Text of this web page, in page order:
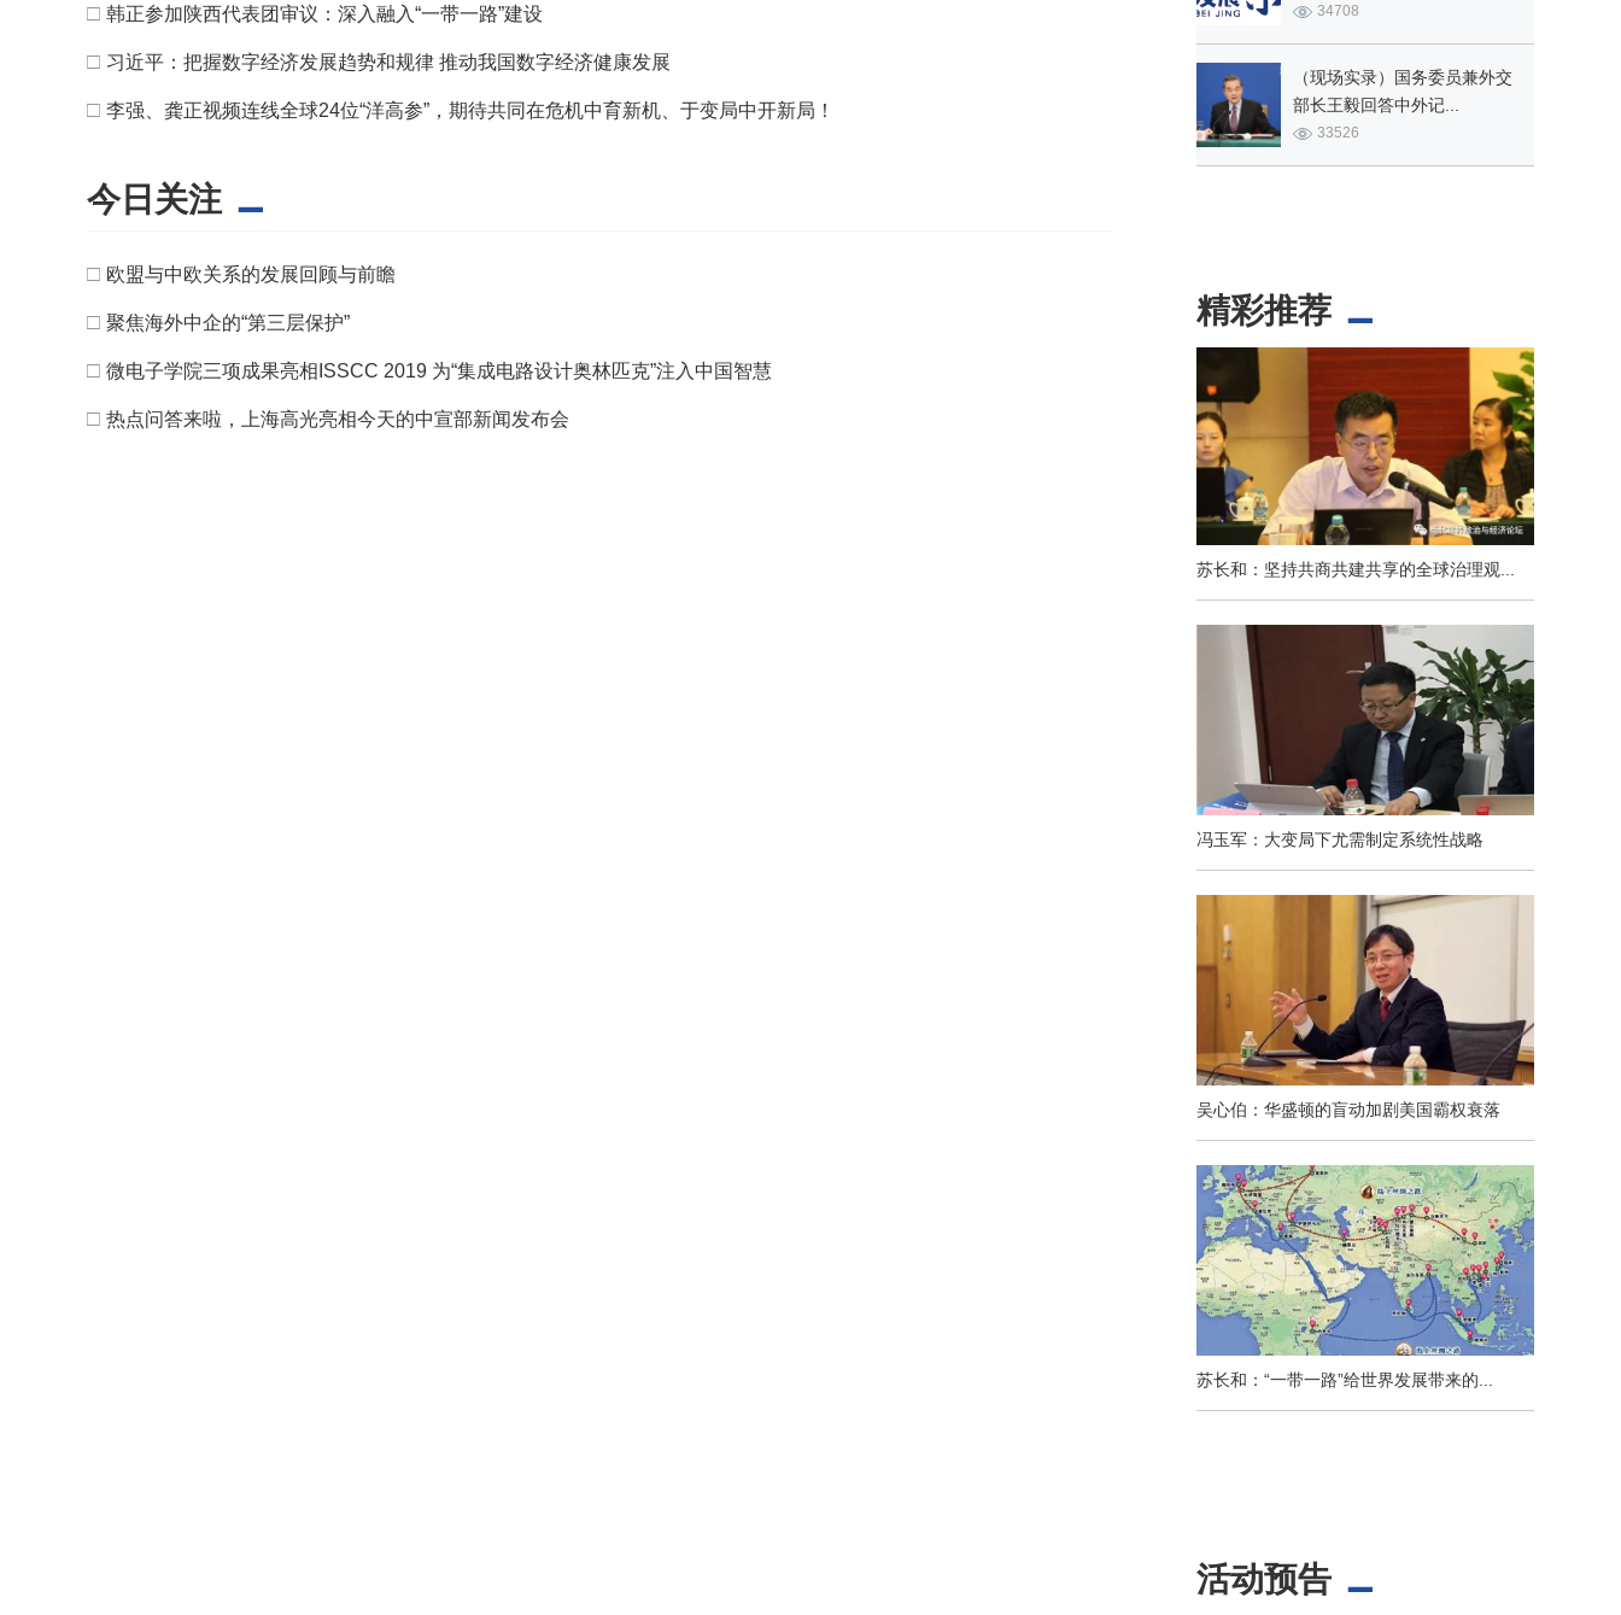
□ 韩正参加陕西代表团审议：深入融入“一带一路”建设
□ 习近平：把握数字经济发展趋势和规律 推动我国数字经济健康发展
□ 李强、龚正视频连线全球24位“洋高参”，期待共同在危机中育新机、于变局中开新局！
今日关注
□ 欧盟与中欧关系的发展回顾与前瞻
□ 聚焦海外中企的“第三层保护”
□ 微电子学院三项成果亮相ISSCC 2019 为“集成电路设计奥林匹克”注入中国智慧
□ 热点问答来啦，上海高光亮相今天的中宣部新闻发布会
34708
（现场实录）国务委员兼外交
部长王毅回答中外记...
33526
精彩推荐
苏长和：坚持共商共建共享的全球治理观...
冯玉军：大变局下尤需制定系统性战略
吴心伯：华盛顿的盲动加剧美国霸权衰落
苏长和：“一带一路”给世界发展带来的...
活动预告